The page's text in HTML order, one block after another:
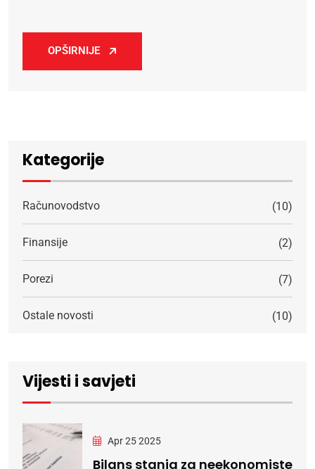
OPŠIRNIJE
Kategorije
Računovodstvo (10)
Finansije (2)
Porezi (7)
Ostale novosti (10)
Vijesti i savjeti
Apr 25 2025
Bilans stanja za neekonomiste